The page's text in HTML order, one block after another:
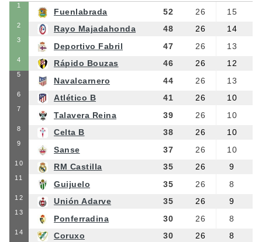
1
Fuenlabrada 52 26 15
2 Rayo Majadahonda 48 26 14
3
Deportivo Fabril 47 26 13
4 Rápido Bouzas 46 26 12
5
Navalcarnero 44 26 13
6 Atlético B 41 26 10
7
Talavera Reina 39 26 10
8 Celta B 38 26 10
9
Sanse 37 26 10
10 RM Castilla 35 26 9
11
Guijuelo 35 26 8
12 Unión Adarve 35 26 9
13
Ponferradina 30 26 8
14 Coruxo 30 26 8